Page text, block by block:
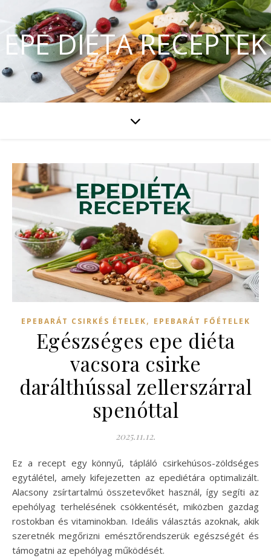
EPE DIÉTA RECEPTEK
EPEBARÁT CSIRKÉS ÉTELEK, EPEBARÁT FŐÉTELEK
Egészséges epe diéta
vacsora csirke
darálthússal zellerszárral
spenóttal
2025.11.12.
Ez a recept egy könnyű, tápláló csirkehúsos-zöldséges
egytálétel, amely kifejezetten az epediétára optimalizált.
Alacsony zsírtartalmú összetevőket használ, így segíti az
epehólyag terhelésének csökkentését, miközben gazdag
rostokban és vitaminokban. Ideális választás azoknak, akik
szeretnék megőrizni emésztőrendszerük egészségét és
támogatni az epehólyag működését.